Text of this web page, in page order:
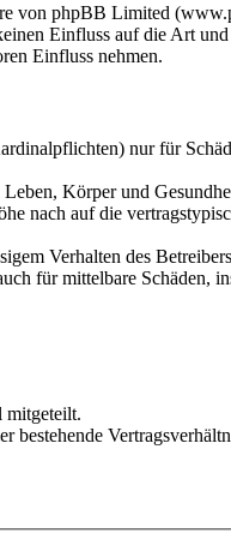
von phpBB Limited
Einfluss auf die Art
Einfluss nehmen.
nur für
Körper und
nach auf die
Verhalten des
für mittelbare Schäden,
mitgeteilt.
bestehende